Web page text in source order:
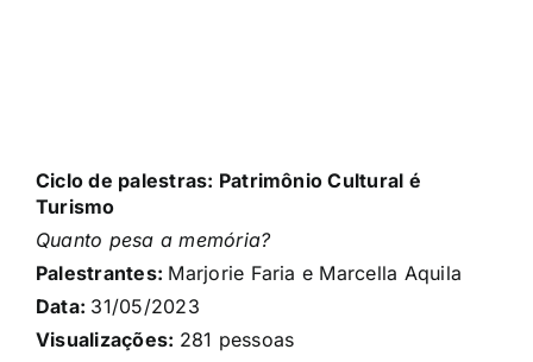
Ciclo de palestras: Patrimônio Cultural é
Turismo
Quanto pesa a memória?
Palestrantes: Marjorie Faria e Marcella Aquila
Data: 31/05/2023
Visualizações: 281 pessoas